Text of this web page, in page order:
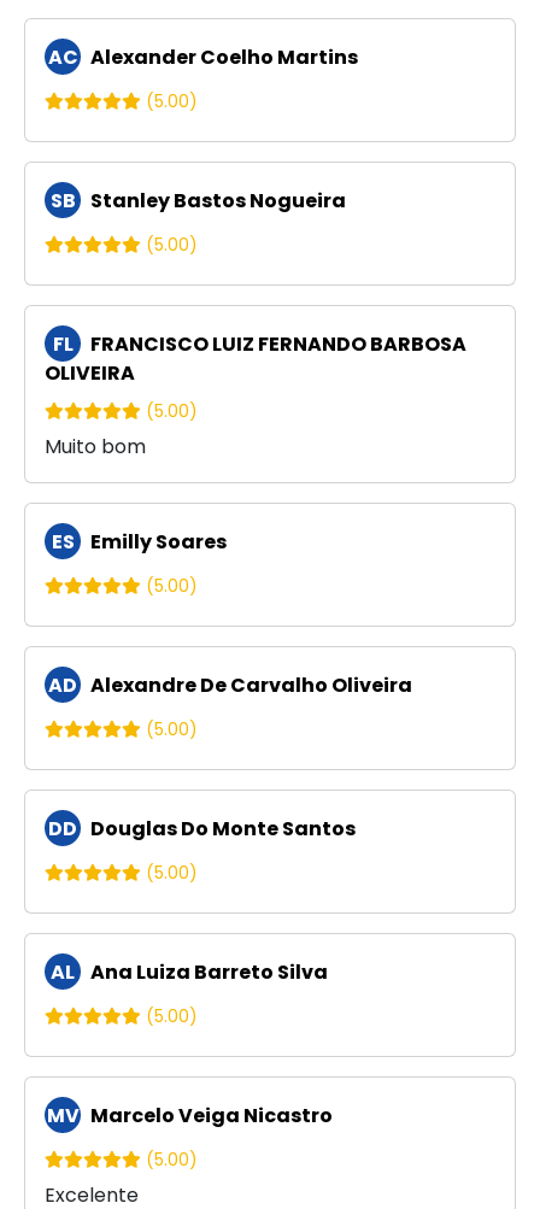
AC Alexander Coelho Martins
(5.00)
SB Stanley Bastos Nogueira
(5.00)
FL
FRANCISCO LUIZ FERNANDO BARBOSA
OLIVEIRA
(5.00)
Muito bom
ES Emilly Soares
(5.00)
AD Alexandre De Carvalho Oliveira
(5.00)
DD Douglas Do Monte Santos
(5.00)
AL Ana Luiza Barreto Silva
(5.00)
MV Marcelo Veiga Nicastro
(5.00)
Excelente